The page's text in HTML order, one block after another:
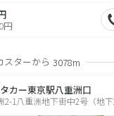
円
スターから 3078m
カー東京駅八重洲口
2-1八重洲地下街中2号（地下